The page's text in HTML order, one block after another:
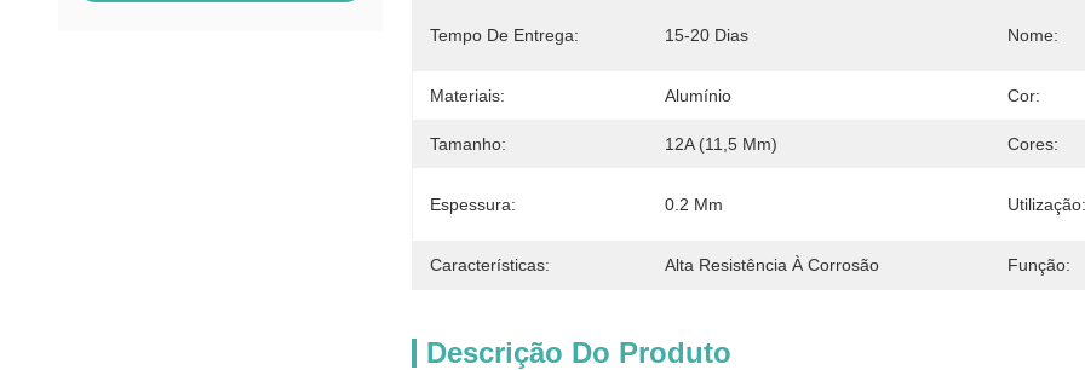
Tempo De Entrega: 15-20 Dias Nome:
Materiais: Alumínio Cor:
Tamanho: 12A (11,5 Mm) Cores:
Espessura: 0.2 Mm Utilização:
Características: Alta Resistência À Corrosão Função:
Descrição Do Produto